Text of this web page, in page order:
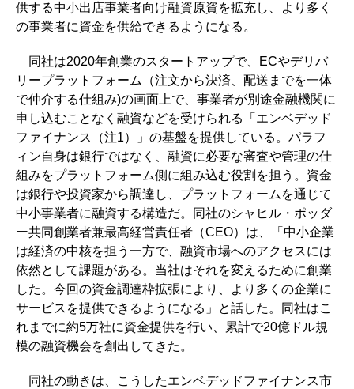
供する中小出店事業者向け融資原資を拡充し、より多く
の事業者に資金を供給できるようになる。
同社は2020年創業のスタートアップで、ECやデリバ
リープラットフォーム（注文から決済、配送までを一体
で仲介する仕組み)の画面上で、事業者が別途金融機関に
申し込むことなく融資などを受けられる「エンベデッド
ファイナンス（注1）」の基盤を提供している。パラフ
ィン自身は銀行ではなく、融資に必要な審査や管理の仕
組みをプラットフォーム側に組み込む役割を担う。資金
は銀行や投資家から調達し、プラットフォームを通じて
中小事業者に融資する構造だ。同社のシャヒル・ポッダ
ー共同創業者兼最高経営責任者（CEO）は、「中小企業
は経済の中核を担う一方で、融資市場へのアクセスには
依然として課題がある。当社はそれを変えるために創業
した。今回の資金調達枠拡張により、より多くの企業に
サービスを提供できるようになる」と話した。同社はこ
れまでに約5万社に資金提供を行い、累計で20億ドル規
模の融資機会を創出してきた。
同社の動きは、こうしたエンベデッドファイナンス市